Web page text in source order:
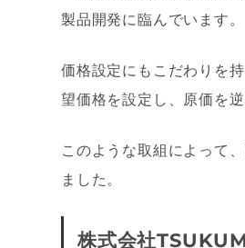
製品開発に臨んでいます。
価格設定にもこだわりを
望価格を設定し、原価を逆
このような取組によって
ました。
株式会社